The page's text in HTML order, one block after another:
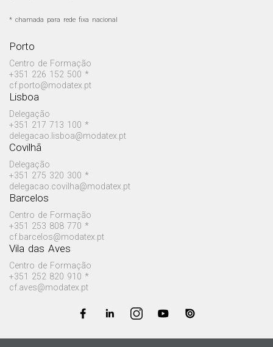
* chamada para rede fixa nacional
Porto
Centro de Formação
+351 226 152 500 *
cf.porto@modatex.pt
Lisboa
Delegação
+351 217 713 100 *
delegacao.lisboa@modatex.pt
Covilhã
Delegação
+351 275 320 300 *
delegacao.covilha@modatex.pt
Barcelos
Centro de Formação
+351 253 808 770 *
cf.barcelos@modatex.pt
Vila das Aves
Centro de Formação
+351 252 820 910 *
cf.aves@modatex.pt